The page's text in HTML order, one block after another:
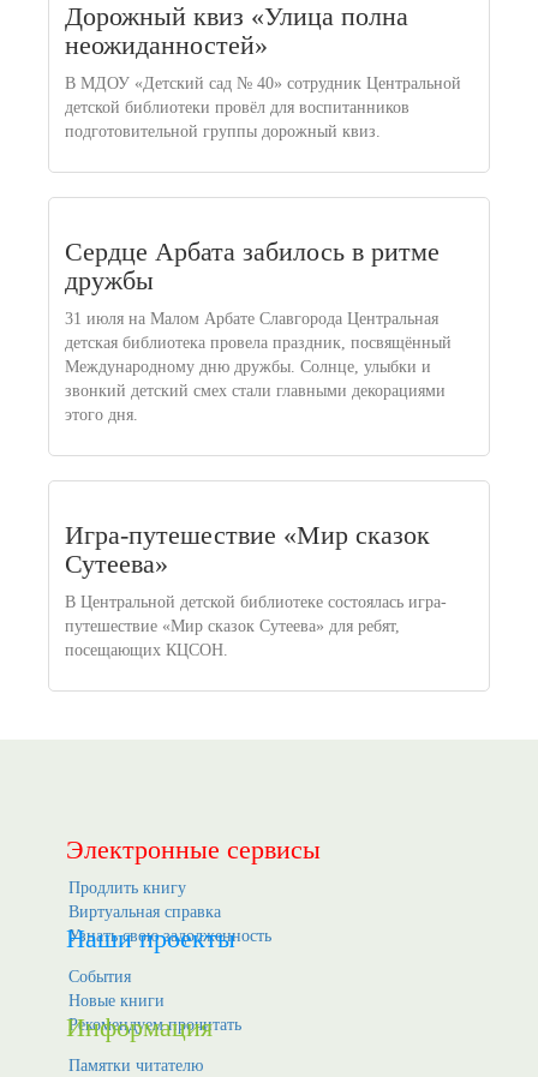
Дорожный квиз «Улица полна
неожиданностей»
В МДОУ «Детский сад № 40» сотрудник Центральной
детской библиотеки провёл для воспитанников
подготовительной группы дорожный квиз.
Сердце Арбата забилось в ритме
дружбы
31 июля на Малом Арбате Славгорода Центральная
детская библиотека провела праздник, посвящённый
Международному дню дружбы. Солнце, улыбки и
звонкий детский смех стали главными декорациями
этого дня.
Игра-путешествие «Мир сказок
Сутеева»
В Центральной детской библиотеке состоялась игра-
путешествие «Мир сказок Сутеева» для ребят,
посещающих КЦСОН.
Электронные сервисы
Продлить книгу
Виртуальная справка
Узнать свою задолженность
Наши проекты
События
Новые книги
Рекомендуем прочитать
Информация
Памятки читателю